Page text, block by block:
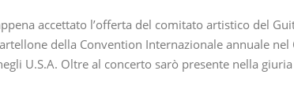
accettato l’offerta del comitato artistico del
della Convention Internazionale annuale
U.S.A. Oltre al concerto sarò presente nella